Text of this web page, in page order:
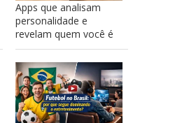
Apps que analisam
personalidade e
revelam quem você é